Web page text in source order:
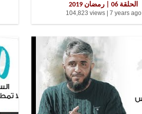
الحلقة 06 | رمضان 2019
104,823 views | 7 years ago